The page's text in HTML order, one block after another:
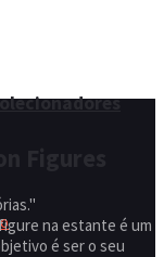
na estante é um
é ser o seu